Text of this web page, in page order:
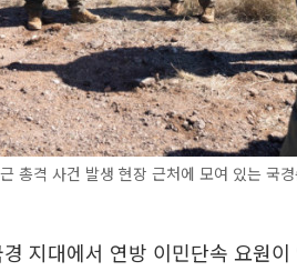
총격 사건 발생 현장 근처에 모여 있는 국
지대에서 연방 이민단속 요원